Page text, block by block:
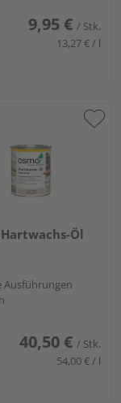
9,95 € / Stk.
13,27 € / l
Hartwachs-Öl
Ausführungen
40,50 € / Stk.
54,00 € / l